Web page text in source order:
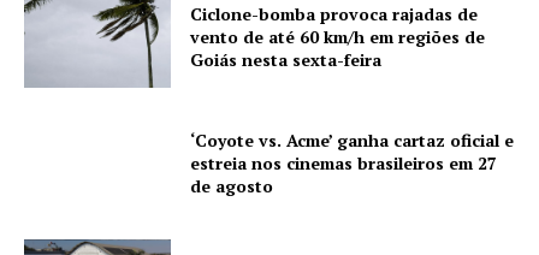
Ciclone-bomba provoca rajadas de
vento de até 60 km/h em regiões de
Goiás nesta sexta-feira
‘Coyote vs. Acme’ ganha cartaz oficial e
estreia nos cinemas brasileiros em 27
de agosto